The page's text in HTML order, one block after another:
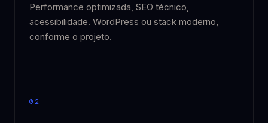
Performance optimizada, SEO técnico,
acessibilidade. WordPress ou stack moderno,
conforme o projeto.
02